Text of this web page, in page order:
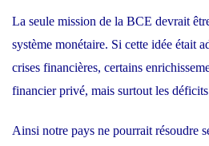
La seule mission de la BCE devrait
système monétaire. Si cette idée était
crises financières, certains
financier privé, mais surtout les déficits
Ainsi notre pays ne pourrait résoudre